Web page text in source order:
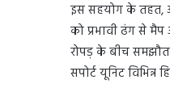
इस सहयोग के तहत,
को प्रभावी ढंग से
रोपड़ के बीच
सपोर्ट यूनिट